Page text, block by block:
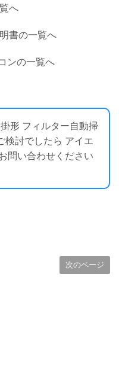
へ
書の一覧へ
ンの一覧へ
形 フィルター自動掃
検討でしたら アイエ
問い合わせください
次のページ